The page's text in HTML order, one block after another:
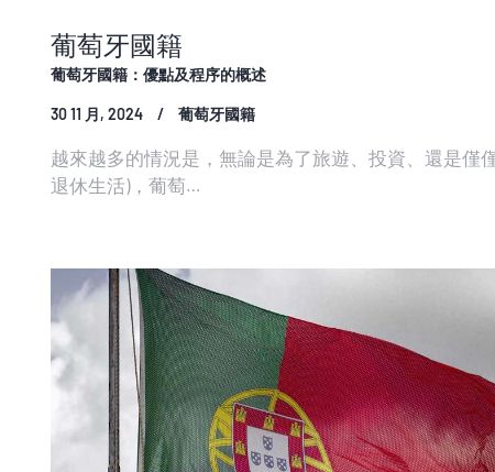
葡萄牙國籍
葡萄牙國籍：優點及程序的概述
30 11 月, 2024
葡萄牙國籍
越來越多的情況是，無論是為了旅遊、投資、還是僅
退休生活)，葡萄…